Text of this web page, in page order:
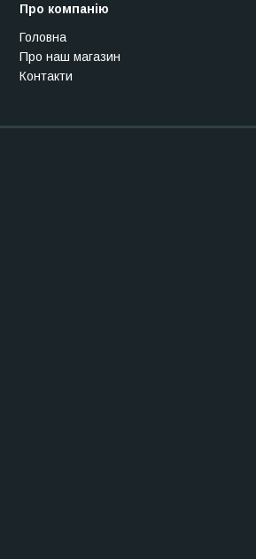
Про компанію
Головна
Про наш магазин
Контакти